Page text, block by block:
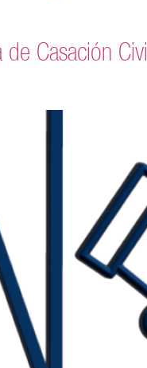
Casación